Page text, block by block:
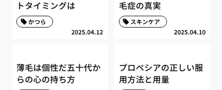
トタイミングは
2025.04.12
かつら
毛症の真実
2025.04.10
スキンケア
薄毛は個性だ五十代か
らの心の持ち方
プロペシアの正しい服
用方法と用量